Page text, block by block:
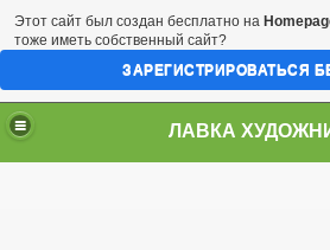
ЛАВКА
Этот сайт был создан бесплатно на
тоже иметь собственный сайт?
ЗАРЕГИСТРИРОВАТЬСЯ